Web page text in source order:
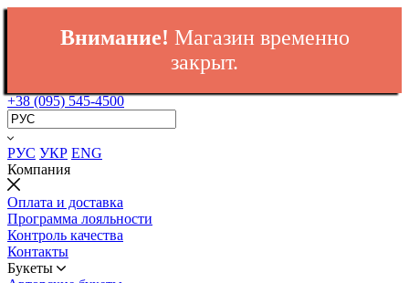
Внимание! Магазин временно
закрыт.
+38 (095) 545-4500
РУС УКР ENG
Компания
Оплата и доставка
Программа лояльности
Контроль качества
Контакты
Букеты